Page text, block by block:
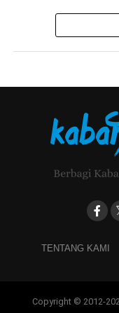
TENTANG KAMI
Copyright © 2012-